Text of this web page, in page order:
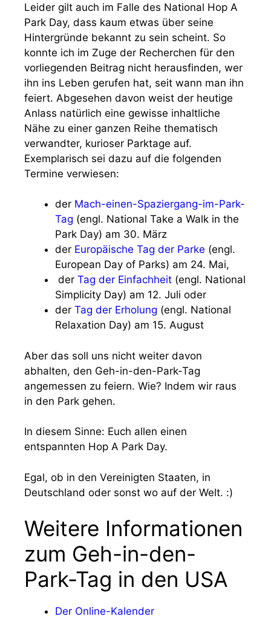
Leider gilt auch im Falle des National Hop A
Park Day, dass kaum etwas über seine
Hintergründe bekannt zu sein scheint. So
konnte ich im Zuge der Recherchen für den
vorliegenden Beitrag nicht herausfinden, wer
ihn ins Leben gerufen hat, seit wann man ihn
feiert. Abgesehen davon weist der heutige
Anlass natürlich eine gewisse inhaltliche
Nähe zu einer ganzen Reihe thematisch
verwandter, kurioser Parktage auf.
Exemplarisch sei dazu auf die folgenden
Termine verwiesen:
der Mach-einen-Spaziergang-im-Park-
Tag (engl. National Take a Walk in the
Park Day) am 30. März
der Europäische Tag der Parke (engl.
European Day of Parks) am 24. Mai,
der Tag der Einfachheit (engl. National
Simplicity Day) am 12. Juli oder
der Tag der Erholung (engl. National
Relaxation Day) am 15. August
Aber das soll uns nicht weiter davon
abhalten, den Geh-in-den-Park-Tag
angemessen zu feiern. Wie? Indem wir raus
in den Park gehen.
In diesem Sinne: Euch allen einen
entspannten Hop A Park Day.
Egal, ob in den Vereinigten Staaten, in
Deutschland oder sonst wo auf der Welt. :)
Weitere Informationen
zum Geh-in-den-
Park-Tag in den USA
Der Online-Kalender